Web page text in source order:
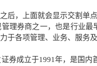
后，上面就会显示交割单
理券商之一，也是行业
于各项管理、业务、服务
券成立于1991年，是国